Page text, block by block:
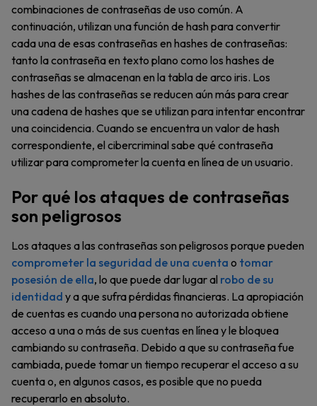
combinaciones de contraseñas de uso común. A
continuación, utilizan una función de hash para convertir
cada una de esas contraseñas en hashes de contraseñas:
tanto la contraseña en texto plano como los hashes de
contraseñas se almacenan en la tabla de arco iris. Los
hashes de las contraseñas se reducen aún más para crear
una cadena de hashes que se utilizan para intentar encontrar
una coincidencia. Cuando se encuentra un valor de hash
correspondiente, el cibercriminal sabe qué contraseña
utilizar para comprometer la cuenta en línea de un usuario.
Por qué los ataques de contraseñas
son peligrosos
Los ataques a las contraseñas son peligrosos porque pueden
comprometer la seguridad de una cuenta o tomar
posesión de ella, lo que puede dar lugar al robo de su
identidad y a que sufra pérdidas financieras. La apropiación
de cuentas es cuando una persona no autorizada obtiene
acceso a una o más de sus cuentas en línea y le bloquea
cambiando su contraseña. Debido a que su contraseña fue
cambiada, puede tomar un tiempo recuperar el acceso a su
cuenta o, en algunos casos, es posible que no pueda
recuperarlo en absoluto.